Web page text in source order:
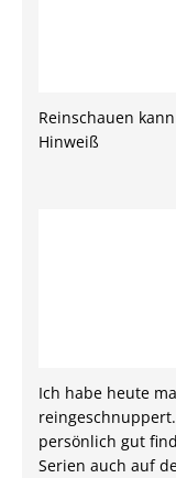
Reinschauen
Hinweiß
Ich habe heute
persönlich gut
Serien auch auf